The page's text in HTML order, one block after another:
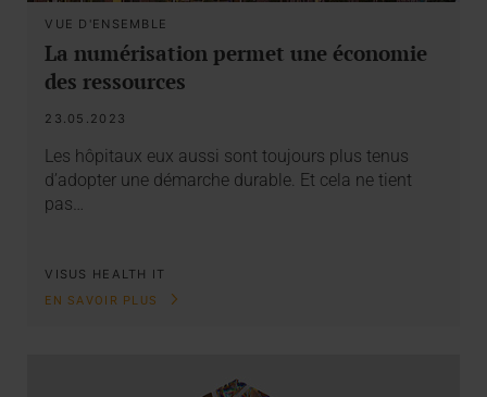
VUE D'ENSEMBLE
La numérisation permet une économie
des ressources
23.05.2023
Les hôpitaux eux aussi sont toujours plus tenus
d’adopter une démarche durable. Et cela ne tient
pas…
VISUS HEALTH IT
EN SAVOIR PLUS